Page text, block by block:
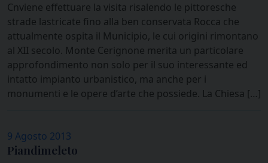
Cnviene effettuare la visita risalendo le pittoresche
strade lastricate fino alla ben conservata Rocca che
attualmente ospita il Municipio, le cui origini rimontano
al XII secolo. Monte Cerignone merita un particolare
approfondimento non solo per il suo interessante ed
intatto impianto urbanistico, ma anche per i
monumenti e le opere d’arte che possiede. La Chiesa […]
9 Agosto 2013
Piandimeleto